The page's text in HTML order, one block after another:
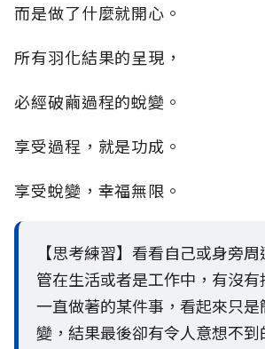
而是做了什麼就開心。
所有羽化結果的呈現，
必經破繭過程的蛻變。
享受過程，就是功成。
享受蛻變，幸福無限。
【思考練習】看看自己或身旁
管在生活或者是工作中，有沒
一直做著的某件事，看起來只
變，結果最後卻有令人意想不到